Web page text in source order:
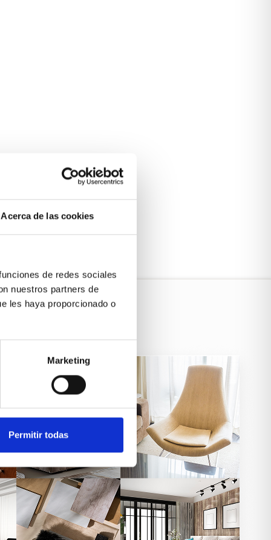
Acerca de las cookies
de redes sociales
nuestros partners de
les haya proporcionado o
Marketing
Permitir todas